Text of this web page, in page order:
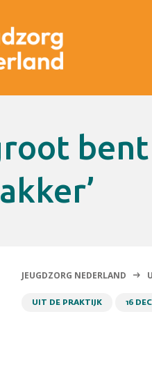
JEUGDZORG NEDERLAND
UIT DE PRAKTIJK 16